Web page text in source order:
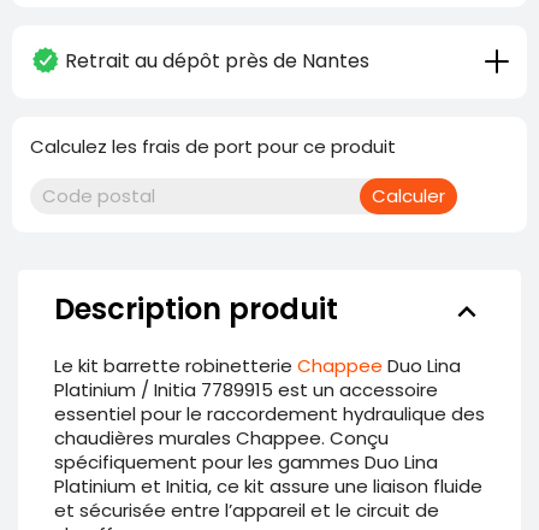
Retrait au dépôt près de Nantes
Calculez les frais de port pour ce produit
Calculer
Description produit keyboard_arrow_down
Le kit barrette robinetterie Chappee Duo Lina
Platinium / Initia 7789915 est un accessoire
essentiel pour le raccordement hydraulique des
chaudières murales Chappee. Conçu
spécifiquement pour les gammes Duo Lina
Platinium et Initia, ce kit assure une liaison fluide
et sécurisée entre l’appareil et le circuit de